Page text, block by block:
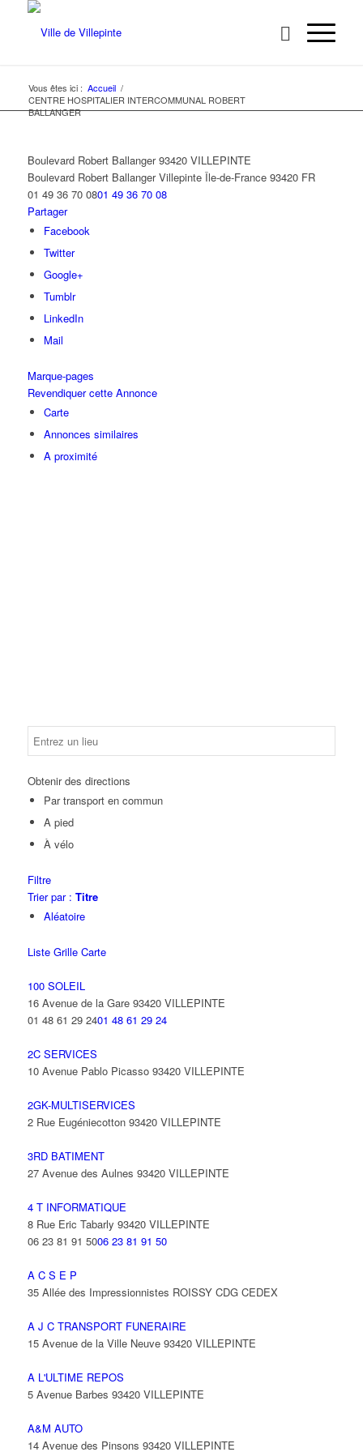
Vous êtes ici : Accueil /
CENTRE HOSPITALIER INTERCOMMUNAL ROBERT
BALLANGER
Boulevard Robert Ballanger 93420 VILLEPINTE
Boulevard Robert Ballanger Villepinte Île-de-France 93420 FR
01 49 36 70 0801 49 36 70 08
Partager
Facebook
Twitter
Google+
Tumblr
LinkedIn
Mail
Marque-pages
Revendiquer cette Annonce
Carte
Annonces similaires
A proximité
Obtenir des directions
Par transport en commun
A pied
À vélo
Filtre
Trier par : Titre
Aléatoire
Liste Grille Carte
100 SOLEIL
16 Avenue de la Gare 93420 VILLEPINTE
01 48 61 29 2401 48 61 29 24
2C SERVICES
10 Avenue Pablo Picasso 93420 VILLEPINTE
2GK-MULTISERVICES
2 Rue Eugéniecotton 93420 VILLEPINTE
3RD BATIMENT
27 Avenue des Aulnes 93420 VILLEPINTE
4 T INFORMATIQUE
8 Rue Eric Tabarly 93420 VILLEPINTE
06 23 81 91 5006 23 81 91 50
A C S E P
35 Allée des Impressionnistes ROISSY CDG CEDEX
A J C TRANSPORT FUNERAIRE
15 Avenue de la Ville Neuve 93420 VILLEPINTE
A L'ULTIME REPOS
5 Avenue Barbes 93420 VILLEPINTE
A&M AUTO
14 Avenue des Pinsons 93420 VILLEPINTE